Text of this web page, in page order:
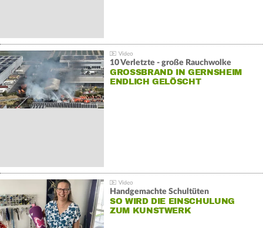
10 Verletzte - große Rauchwolke
GROSSBRAND IN GERNSHEIM E
NDLICH GELÖSCHT
Handgemachte Schultüten
SO WIRD DIE EINSCHULUNG
ZUM KUNSTWERK